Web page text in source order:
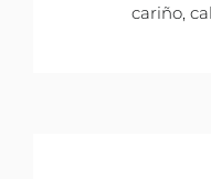
cariño,